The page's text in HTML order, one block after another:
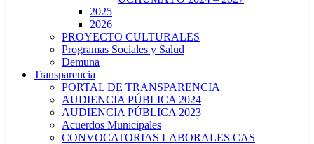
2025
2026
PROYECTO CULTURALES
Programas Sociales y Salud
Demuna
Transparencia
PORTAL DE TRANSPARENCIA
AUDIENCIA PÚBLICA 2024
AUDIENCIA PÚBLICA 2023
Acuerdos Municipales
CONVOCATORIAS LABORALES CAS